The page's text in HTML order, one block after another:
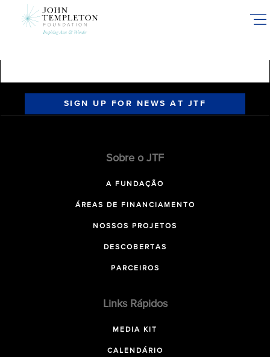
SIGN UP FOR NEWS AT JTF
Sobre o JTF
A FUNDAÇÃO
ÁREAS DE FINANCIAMENTO
NOSSOS PROJETOS
DESCOBERTAS
PARCEIROS
Links Rápidos
MEDIA KIT
CALENDÁRIO